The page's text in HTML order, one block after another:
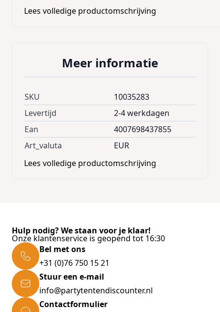
Lees volledige productomschrijving
Meer informatie
SKU
10035283
Levertijd
2-4 werkdagen
Ean
4007698437855
Art_valuta
EUR
Lees volledige productomschrijving
Hulp nodig? We staan voor je klaar!
Onze klantenservice is geopend tot 16:30
Bel met ons
+31 (0)76 750 15 21
Stuur een e-mail
info@partytentendiscounter.nl
Contactformulier